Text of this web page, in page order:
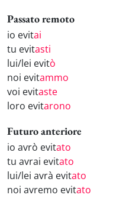
Passato remoto
io evitai
tu evitasti
lui/lei evitò
noi evitammo
voi evitaste
loro evitarono
Futuro anteriore
io avrò evitato
tu avrai evitato
lui/lei avrà evitato
noi avremo evitato